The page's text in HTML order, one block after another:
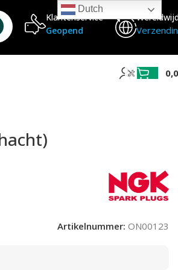
Klantenservice
Geopend
Artikelnummer: ON00123
Dutch